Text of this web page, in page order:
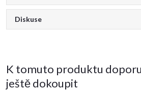
Diskuse
K tomuto produktu
ještě dokoupit